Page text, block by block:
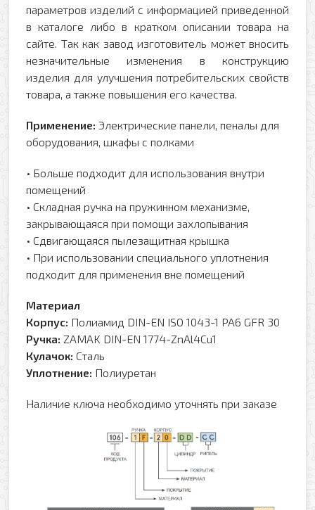
параметров изделий с информацией приведенной
в каталоге либо в кратком описании товара на
сайте. Так как завод изготовитель может вносить
незначительные изменения в конструкцию
изделия для улучшения потребительских свойств
товара, а также повышения его качества.
Применение: Электрические панели, пеналы для
оборудования, шкафы с полками
• Больше подходит для использования внутри
помещений
• Складная ручка на пружинном механизме,
закрывающаяся при помощи захлопывания
• Сдвигающаяся пылезащитная крышка
• При использовании специального уплотнения
подходит для применения вне помещений
Материал
Корпус: Полиамид DIN-EN ISO 1043-1 PA6 GFR 30
Ручка: ZAMAK DIN-EN 1774-ZnAl4Cu1
Кулачок: Сталь
Уплотнение: Полиуретан
Наличие ключа необходимо уточнять при заказе